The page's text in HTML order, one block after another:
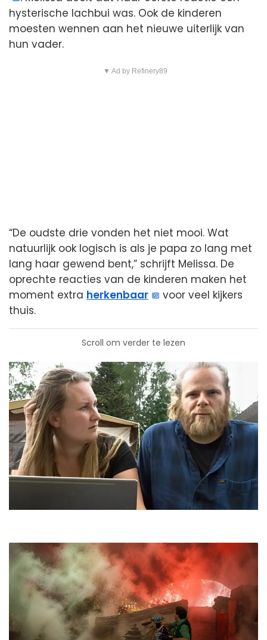
hysterische lachbui was. Ook de kinderen
moesten wennen aan het nieuwe uiterlijk van
hun vader.
▼ Ad by Refinery89
“De oudste drie vonden het niet mooi. Wat
natuurlijk ook logisch is als je papa zo lang met
lang haar gewend bent,” schrijft Melissa. De
oprechte reacties van de kinderen maken het
moment extra herkenbaar
voor veel kijkers
thuis.
Scroll om verder te lezen